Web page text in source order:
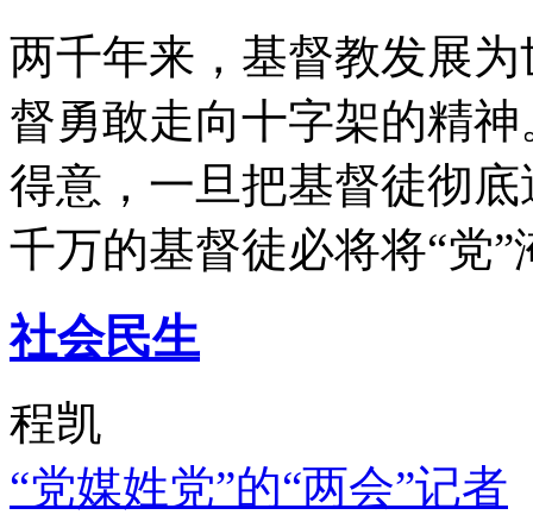
两千年来，基督教发展
督勇敢走向十字架的精
得意，一旦把基督徒彻
千万的基督徒必将将“党”
社会民生
程凯
“党媒姓党”的“两会”记者